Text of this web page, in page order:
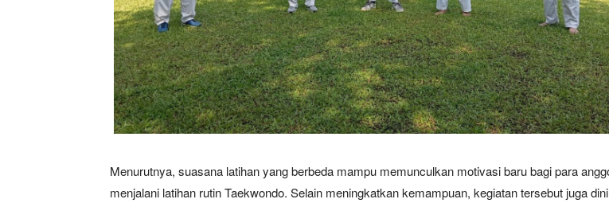
Berita Lainnya Danrem 072/Pamungkas: Sinergi Akademisi dan TNI
Menurutnya, suasana latihan yang berbeda mampu memunculkan motivasi baru bagi para
menjalani latihan rutin Taekwondo. Selain meningkatkan kemampuan, kegiatan tersebut juga